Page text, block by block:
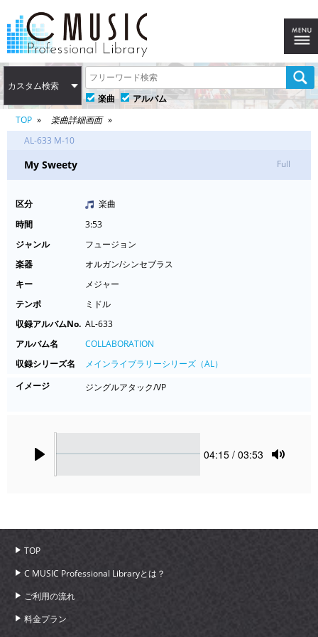
カスタム検索
楽曲
アルバム
TOP
楽曲詳細画面
AL-633 M-10
My Sweety Full
区分
楽曲
時間
3:53
ジャンル
フュージョン
楽器
オルガン/シンセブラス
キー
メジャー
テンポ
ミドル
収録アルバムNo. AL-633
アルバム名
COLLABORATION
収録シリーズ名
メインライブラリーシリーズ（AL）
イメージ
ジングルアタック/VP
Current
04:15 / 03:53
TOP
C MUSIC Professional Libraryとは？
ご利用の流れ
料金プラン